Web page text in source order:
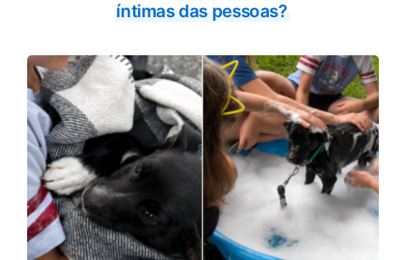
íntimas das pessoas?